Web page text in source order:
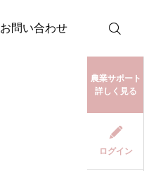
お問い合わせ
農業サポート
詳しく見る
ログイン